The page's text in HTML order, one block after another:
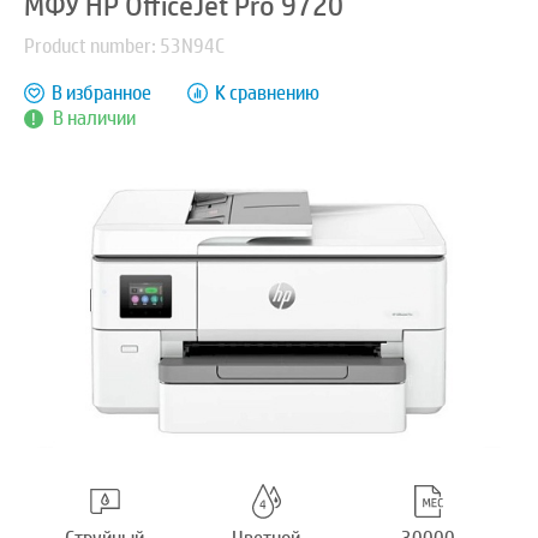
Product number: 53N94C
В наличии
В избранное К сравнению